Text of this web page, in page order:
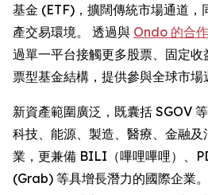
基金 (ETF)，擴闊傳統市場通道，
產交易環境。 透過與 Ondo 的合作
過單一平台接觸更多股票、固定
票型基金結構，提供參與全球市場
新資產範圍廣泛，既囊括 SGOV
科技、能源、製造、醫療、金融
業，更兼備 BILI（嗶哩嗶哩）、
(Grab) 等具增長潛力的國際企業